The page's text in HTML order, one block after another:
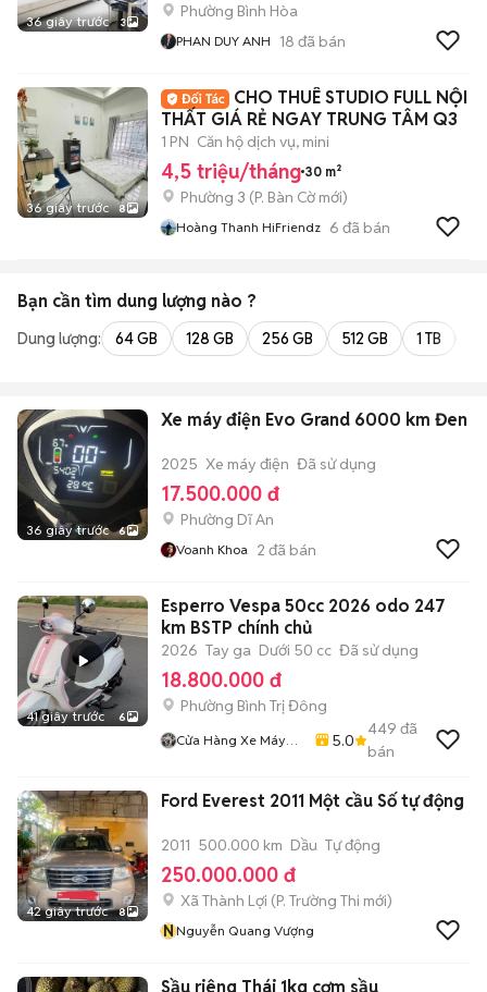
36 giây trước 3
Phường Bình Hòa
PHAN DUY ANH 18 đã bán
36 giây trước 8
CHO THUÊ STUDIO FULL NỘI
THẤT GIÁ RẺ NGAY TRUNG TÂM Q3
1 PN Căn hộ dịch vụ, mini
4,5 triệu/tháng 30 m²
Phường 3 (P. Bàn Cờmới)
Hoàng Thanh HiFriendz 6 đã bán
Bạn cần tìm dung lượng nào ?
Dung lượng: 64 GB 128 GB 256 GB 512 GB 1 TB
36 giây trước 6
Xe máy điện Evo Grand 6000 km Đen
2025 Xe máy điện Đã sử dụng
17.500.000 đ
Phường Dĩ An
Voanh Khoa 2 đã bán
41 giây trước 6
Esperro Vespa 50cc 2026 odo 247
km BSTP chính chủ
2026 Tay ga Dưới 50 cc Đã sử dụng
18.800.000 đ
Phường Bình Trị Đông
Cửa Hàng Xe Máy
5.0
449 đã
bán
42 giây trước 8
Ford Everest 2011 Một cầu Số tự động
2011 500.000 km Dầu Tự động
250.000.000 đ
Xã Thành Lợi (P. Trường Thi mới)
NNguyễn Quang Vượng
Sầu riêng Thái 1kg cơm sầu